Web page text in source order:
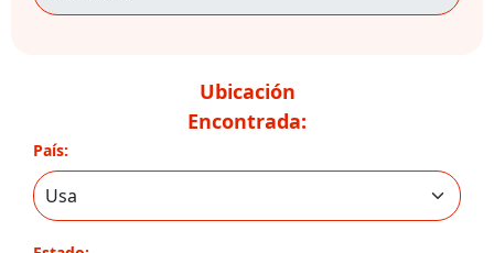
Ubicación
Encontrada:
País: